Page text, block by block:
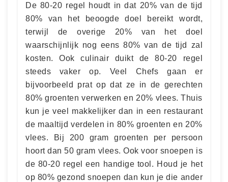
De 80-20 regel houdt in dat 20% van de tijd
80% van het beoogde doel bereikt wordt,
terwijl de overige 20% van het doel
waarschijnlijk nog eens 80% van de tijd zal
kosten. Ook culinair duikt de 80-20 regel
steeds vaker op. Veel Chefs gaan er
bijvoorbeeld prat op dat ze in de gerechten
80% groenten verwerken en 20% vlees. Thuis
kun je veel makkelijker dan in een restaurant
de maaltijd verdelen in 80% groenten en 20%
vlees. Bij 200 gram groenten per persoon
hoort dan 50 gram vlees. Ook voor snoepen is
de 80-20 regel een handige tool. Houd je het
op 80% gezond snoepen dan kun je die ander